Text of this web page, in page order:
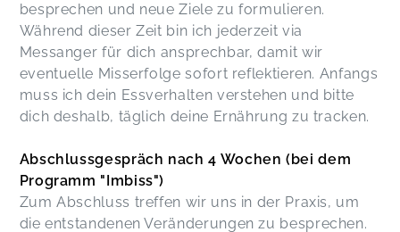
besprechen und neue Ziele zu formulieren.
Während dieser Zeit bin ich jederzeit via
Messanger für dich ansprechbar, damit wir
eventuelle Misserfolge sofort reflektieren. Anfangs
muss ich dein Essverhalten verstehen und bitte
dich deshalb, täglich deine Ernährung zu tracken.
Abschlussgespräch nach 4 Wochen (bei dem
Programm "Imbiss")
Zum Abschluss treffen wir uns in der Praxis, um
die entstandenen Veränderungen zu besprechen.